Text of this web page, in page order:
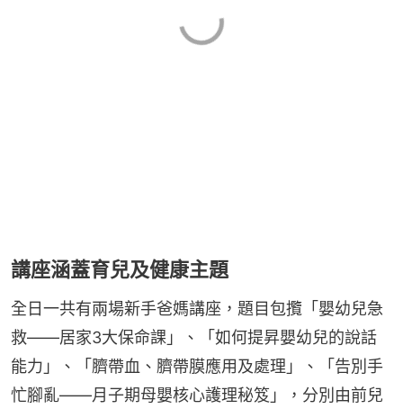
講座涵蓋育兒及健康主題
全日一共有兩場新手爸媽講座，題目包攬「嬰幼兒急
救——居家3大保命課」、「如何提昇嬰幼兒的說話
能力」、「臍帶血、臍帶膜應用及處理」、「告別手
忙腳亂——月子期母嬰核心護理秘笈」，分別由前兒